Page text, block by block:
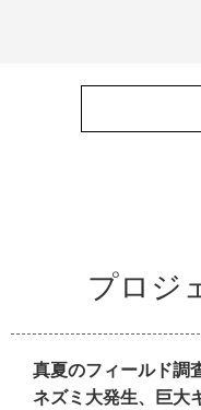
プロジ
真夏のフィールド調
ネズミ大発生、巨大